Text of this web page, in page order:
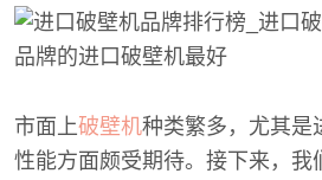
市面上破壁机种类繁多，尤其是
性能方面颇受期待。接下来，我